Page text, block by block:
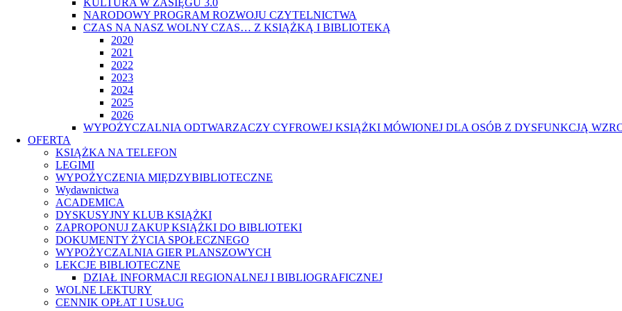
KULTURA W ZASIĘGU 3.0
NARODOWY PROGRAM ROZWOJU CZYTELNICTWA
CZAS NA NASZ WOLNY CZAS… Z KSIĄŻKĄ I BIBLIOTEKĄ
2020
2021
2022
2023
2024
2025
2026
WYPOŻYCZALNIA ODTWARZACZY CYFROWEJ KSIĄŻKI MÓWIONEJ DLA OSÓB Z DYSFUNKCJĄ
OFERTA
KSIĄŻKA NA TELEFON
LEGIMI
WYPOŻYCZENIA MIĘDZYBIBLIOTECZNE
Wydawnictwa
ACADEMICA
DYSKUSYJNY KLUB KSIĄŻKI
ZAPROPONUJ ZAKUP KSIĄŻKI DO BIBLIOTEKI
DOKUMENTY ŻYCIA SPOŁECZNEGO
WYPOŻYCZALNIA GIER PLANSZOWYCH
LEKCJE BIBLIOTECZNE
DZIAŁ INFORMACJI REGIONALNEJ I BIBLIOGRAFICZNEJ
WOLNE LEKTURY
CENNIK OPŁAT I USŁUG